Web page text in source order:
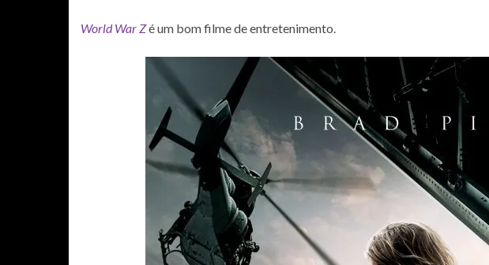
World War Zé um bom filme de entretenimento.